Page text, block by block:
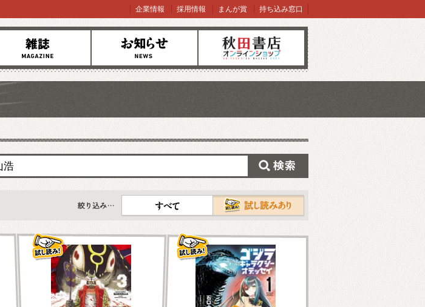
お知らせ オンラインショップ
企業情報 採用情報 まんが賞 持ち込み窓口
すべて